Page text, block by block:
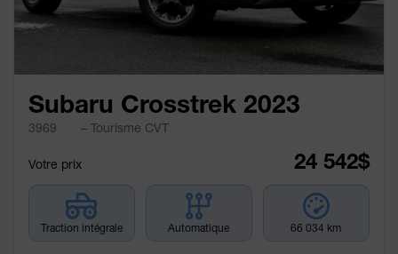
Subaru Crosstrek 2023
3969 – Tourisme CVT
Votre prix 24 542$
Traction intégrale Automatique 66 034 km